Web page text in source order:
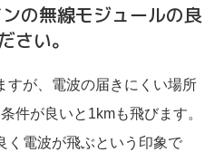
の無線モジュールの良
さい。
すが、電波の届きにくい場所
件が良いと1kmも飛びます。
く電波が飛ぶという印象で